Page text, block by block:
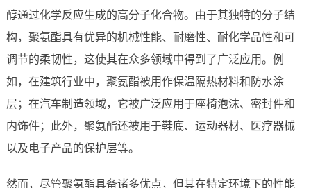
醇通过化学反应生成的高分子化合物。由于其独特的分子结
构，聚氨酯具有优异的机械性能、耐磨性、耐化学品性和可
调节的柔韧性，这使其在众多领域中得到了广泛应用。例
如，在建筑行业中，聚氨酯被用作保温隔热材料和防水涂
层；在汽车制造领域，它被广泛应用于座椅泡沫、密封件和
内饰件；此外，聚氨酯还被用于鞋底、运动器材、医疗器械
以及电子产品的保护层等。
然而，尽管聚氨酯具备诸多优点，但其在特定环境下的性能